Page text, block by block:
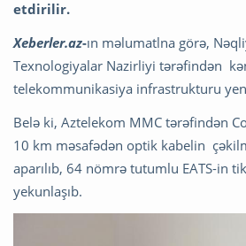
etdirilir.
Xeberler.az-ın məlumatlna görə,
Texnologiyalar Nazirliyi tərəfindən
telekommunikasiya infrastrukturu
Belə ki, Aztelekom MMC tərəfindən
10 km məsafədən optik kabelin
aparılıb, 64 nömrə tutumlu EATS-in
yekunlaşıb.